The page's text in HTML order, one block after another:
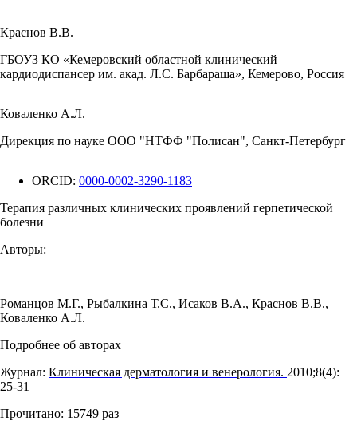
Краснов В.В.
ГБОУЗ КО «Кемеровский областной клинический
кардиодиспансер им. акад. Л.С. Барбараша», Кемерово, Россия
Коваленко А.Л.
Дирекция по науке ООО "НТФФ "Полисан", Санкт-Петербург
ORCID: 0000-0002-3290-1183
Терапия различных клинических проявлений герпетической
болезни
Авторы:
Романцов М.Г., Рыбалкина Т.С., Исаков В.А., Краснов В.В.,
Коваленко А.Л.
Подробнее об авторах
Журнал: Клиническая дерматология и венерология. 2010;8(4):
25‑31
Прочитано: 15749 раз